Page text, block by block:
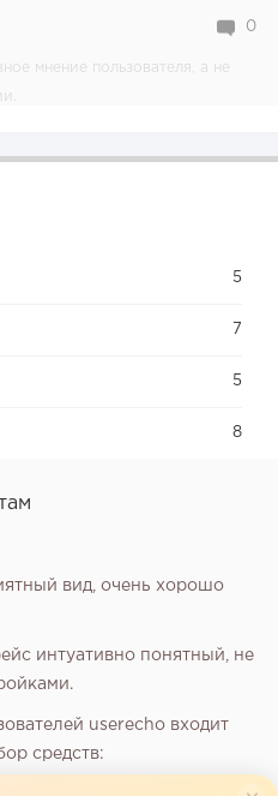
0
мнение пользователя, а не
5
7
5
8
вид, очень хорошо
интуативно понятный, не
userecho входит
средств: